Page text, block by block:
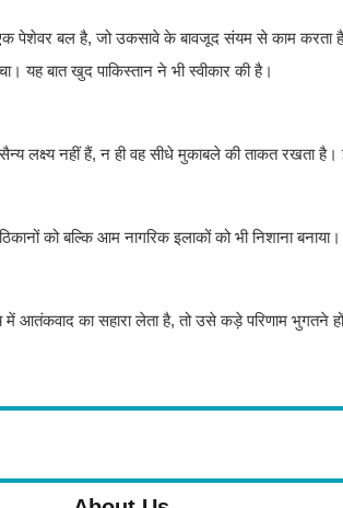
पेशेवर बल है, जो उकसावे के बावजूद संयम से काम करता
यह बात खुद पाकिस्तान ने भी स्वीकार की है।
लक्ष्य नहीं हैं, न ही वह सीधे मुकाबले की ताकत रखता
को बल्कि आम नागरिक इलाकों को भी निशाना
में आतंकवाद का सहारा लेता है, तो उसे कड़े परिणाम